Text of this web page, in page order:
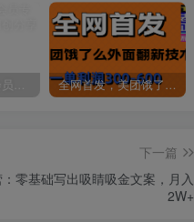
八一网创【VIP会员专属交流群】 全网首发，美团饿了么老店翻新最新技术，一单利润300-600
下一篇
零基础写出吸睛吸金文案，月入
2W+